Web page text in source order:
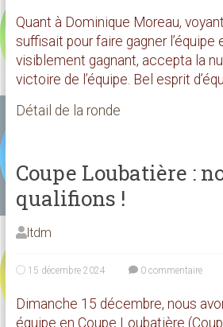
Quant à Dominique Moreau,
suffisait pour faire gagner l’équipe
visiblement gagnant, accepta la
victoire de l’équipe. Bel esprit
Détail de la ronde
Coupe Loubatière :
qualifions !
ltdm
15 décembre 2024 0 commentaire
Dimanche 15 décembre, nous
équipe en Coupe Loubatière